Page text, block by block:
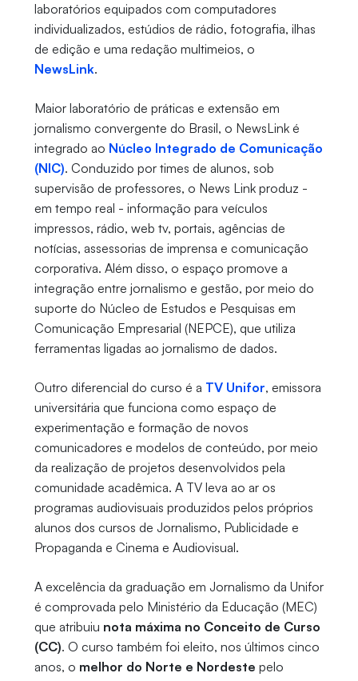
laboratórios equipados com computadores
individualizados, estúdios de rádio, fotografia, ilhas
de edição e uma redação multimeios, o
NewsLink.
Maior laboratório de práticas e extensão em
jornalismo convergente do Brasil, o NewsLink é
integrado ao Núcleo Integrado de Comunicação
(NIC). Conduzido por times de alunos, sob
supervisão de professores, o News Link produz -
em tempo real - informação para veículos
impressos, rádio, web tv, portais, agências de
notícias, assessorias de imprensa e comunicação
corporativa. Além disso, o espaço promove a
integração entre jornalismo e gestão, por meio do
suporte do Núcleo de Estudos e Pesquisas em
Comunicação Empresarial (NEPCE), que utiliza
ferramentas ligadas ao jornalismo de dados.
Outro diferencial do curso é a TV Unifor, emissora
universitária que funciona como espaço de
experimentação e formação de novos
comunicadores e modelos de conteúdo, por meio
da realização de projetos desenvolvidos pela
comunidade acadêmica. A TV leva ao ar os
programas audiovisuais produzidos pelos próprios
alunos dos cursos de Jornalismo, Publicidade e
Propaganda e Cinema e Audiovisual.
A excelência da graduação em Jornalismo da Unifor
é comprovada pelo Ministério da Educação (MEC)
que atribuiu nota máxima no Conceito de Curso
(CC). O curso também foi eleito, nos últimos cinco
anos, o melhor do Norte e Nordeste pelo